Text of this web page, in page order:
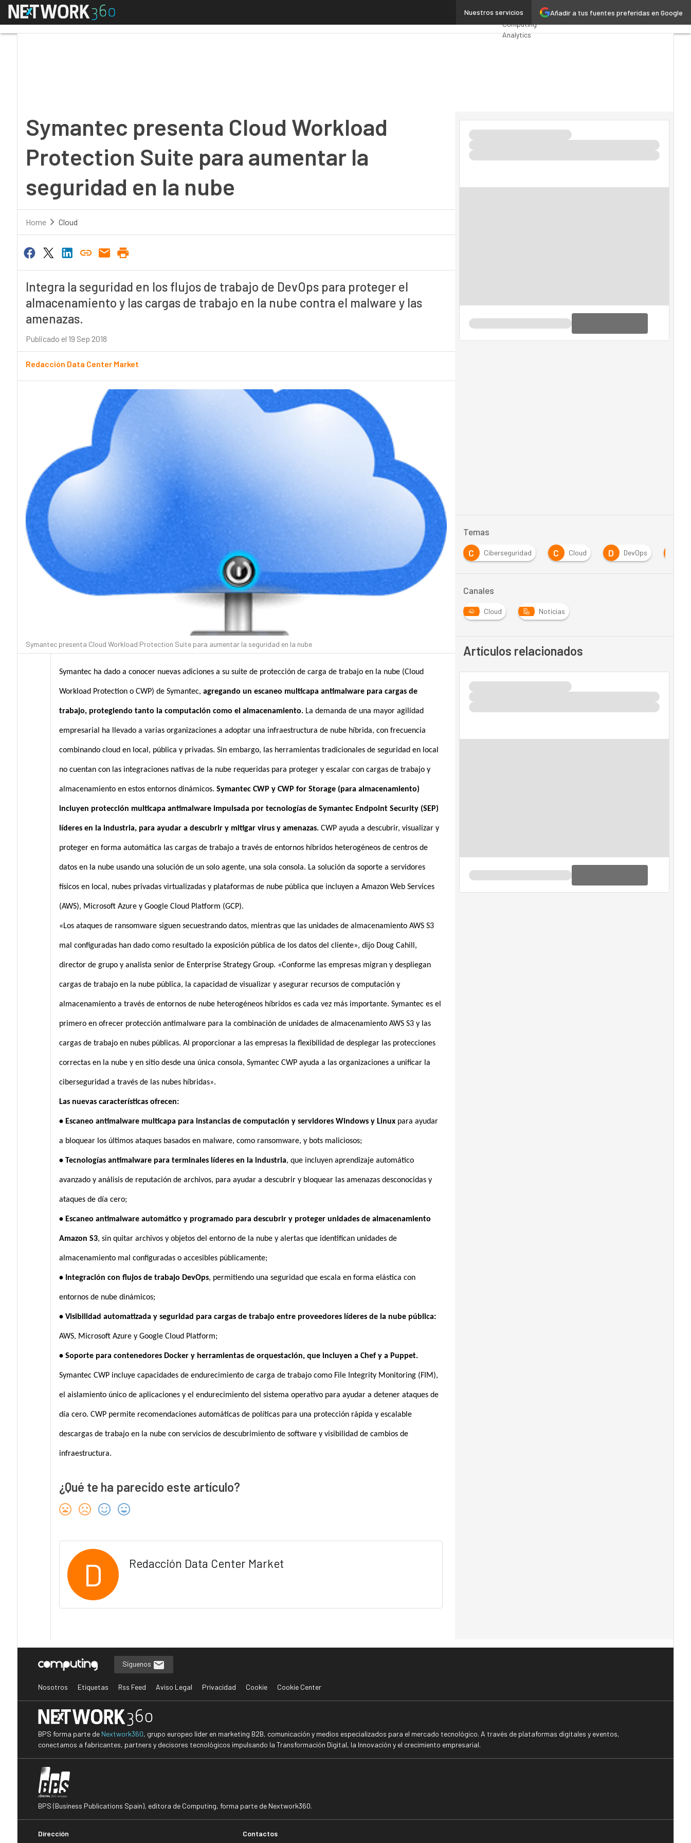
Añadir a tus fuentes preferidas en Google
Nuestros servicios
Menú Symantec presenta Cloud Workload Protection Suite para aumentar la seguridad en la nubePremios
Computing
Analytics
Movilidad
Mercado TI
Symantec presenta Cloud Workload
Protection Suite para aumentar la
seguridad en la nube
Home Cloud
Integra la seguridad en los flujos de trabajo de DevOps para proteger el
almacenamiento y las cargas de trabajo en la nube contra el malware y las
amenazas.
Publicado el 19 Sep 2018
Redacción Data Center Market
Symantec presenta Cloud Workload Protection Suite para aumentar la seguridad en la nube
Symantec ha dado a conocer nuevas adiciones a su suite de protección de carga de trabajo en la nube (Cloud
Workload Protection o CWP) de Symantec, agregando un escaneo multicapa antimalware para cargas de
trabajo, protegiendo tanto la computación como el almacenamiento.La demanda de una mayor agilidad
empresarial ha llevado a varias organizaciones a adoptar una infraestructura de nube híbrida, con frecuencia
combinando cloud en local, pública y privadas. Sin embargo, las herramientas tradicionales de seguridad en local
no cuentan con las integraciones nativas de la nube requeridas para proteger y escalar con cargas de trabajo y
almacenamiento en estos entornos dinámicos. Symantec CWP y CWP for Storage (para almacenamiento)
incluyen protección multicapa antimalware impulsada por tecnologías de Symantec Endpoint Security (SEP)
líderes en la industria, para ayudar a descubrir y mitigar virus y amenazas. CWP ayuda a descubrir, visualizar y
proteger en forma automática las cargas de trabajo a través de entornos híbridos heterogéneos de centros de
datos en la nube usando una solución de un solo agente, una sola consola. La solución da soporte a servidores
físicos en local, nubes privadas virtualizadas y plataformas de nube pública que incluyen a Amazon Web Services
(AWS), Microsoft Azure y Google Cloud Platform (GCP).
«Los ataques de ransomware siguen secuestrando datos, mientras que las unidades de almacenamiento AWS S3
mal configuradas han dado como resultado la exposición pública de los datos del cliente», dijo Doug Cahill,
director de grupo y analista senior de Enterprise Strategy Group. «Conforme las empresas migran y despliegan
cargas de trabajo en la nube pública, la capacidad de visualizar y asegurar recursos de computación y
almacenamiento a través de entornos de nube heterogéneos híbridos es cada vez más importante. Symantec es el
primero en ofrecer protección antimalware para la combinación de unidades de almacenamiento AWS S3 y las
cargas de trabajo en nubes públicas. Al proporcionar a las empresas la flexibilidad de desplegar las protecciones
correctas en la nube y en sitio desde una única consola, Symantec CWP ayuda a las organizaciones a unificar la
ciberseguridad a través de las nubes híbridas».
Las nuevas características ofrecen:
• Escaneo antimalware multicapa para instancias de computación y servidores Windows y Linuxpara ayudar
a bloquear los últimos ataques basados en malware, como ransomware, y bots maliciosos;
• Tecnologías antimalware para terminales líderes en la industria, que incluyen aprendizaje automático
avanzado y análisis de reputación de archivos, para ayudar a descubrir y bloquear las amenazas desconocidas y
ataques de día cero;
• Escaneo antimalware automático y programado para descubrir y proteger unidades de almacenamiento
Amazon S3, sin quitar archivos y objetos del entorno de la nube y alertas que identifican unidades de
almacenamiento mal configuradas o accesibles públicamente;
• Integración con flujos de trabajo DevOps, permitiendo una seguridad que escala en forma elástica con
entornos de nube dinámicos;
• Visibilidad automatizada y seguridad para cargas de trabajo entre proveedores líderes de la nube pública:
AWS, Microsoft Azure y Google Cloud Platform;
• Soporte para contenedores Docker y herramientas de orquestación, que incluyen a Chef y a Puppet.
Symantec CWP incluye capacidades de endurecimiento de carga de trabajo como File Integrity Monitoring (FIM),
el aislamiento único de aplicaciones y el endurecimiento del sistema operativo para ayudar a detener ataques de
día cero. CWP permite recomendaciones automáticas de políticas para una protección rápida y escalable
descargas de trabajo en la nube con servicios de descubrimiento de software y visibilidad de cambios de
infraestructura.
¿Qué te ha parecido este artículo?
D Redacción Data Center Market
Temas
Almacenamiento C Ciberseguridad C Cloud D DevOps
Canales
Cloud Noticias
Artículos relacionados
Síguenos
Nosotros Etiquetas Rss Feed Aviso Legal Privacidad Cookie Cookie Center
BPS forma parte de Nextwork360, grupo europeo líder en marketing B2B, comunicación y medios especializados para el mercado tecnológico. A través de plataformas digitales y eventos,
conectamos a fabricantes, partners y decisores tecnológicos impulsando la Transformación Digital, la Innovación y el crecimiento empresarial.
BPS (Business Publications Spain), editora de Computing, forma parte de Nextwork360.
Dirección Contactos